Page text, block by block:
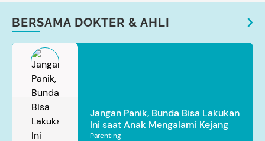
BERSAMA DOKTER & AHLI
Jangan Panik, Bunda Bisa Lakukan
Ini saat Anak Mengalami Kejang
Parenting